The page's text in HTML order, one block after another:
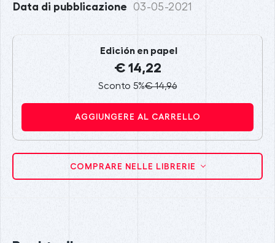
Data di pubblicazione 03-05-2021
Edición en papel
€ 14,22
Sconto 5%€ 14,96
AGGIUNGERE AL CARRELLO
COMPRARE NELLE LIBRERIE